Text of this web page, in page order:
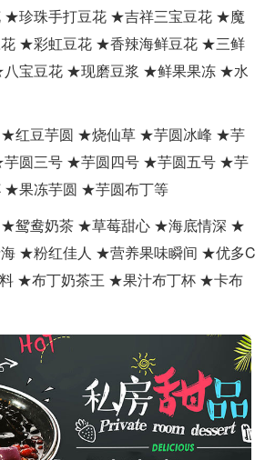
★珍珠手打豆花 ★吉祥三宝豆花 ★魔
★彩虹豆花 ★香辣海鲜豆花 ★三鲜
宝豆花 ★现磨豆浆 ★鲜果果冻 ★水
★红豆芋圆 ★烧仙草 ★芋圆冰峰 ★芋
圆三号 ★芋圆四号 ★芋圆五号 ★芋
★果冻芋圆 ★芋圆布丁等
★鸳鸯奶茶 ★草莓甜心 ★海底情深 ★
★粉红佳人 ★营养果味瞬间 ★优多C
★布丁奶茶王 ★果汁布丁杯 ★卡布